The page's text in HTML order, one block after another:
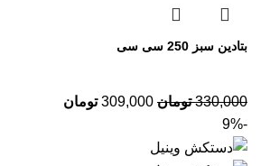
بتادین سبز 250 سی سی
330,000 تومان 309,000 تومان
-9%